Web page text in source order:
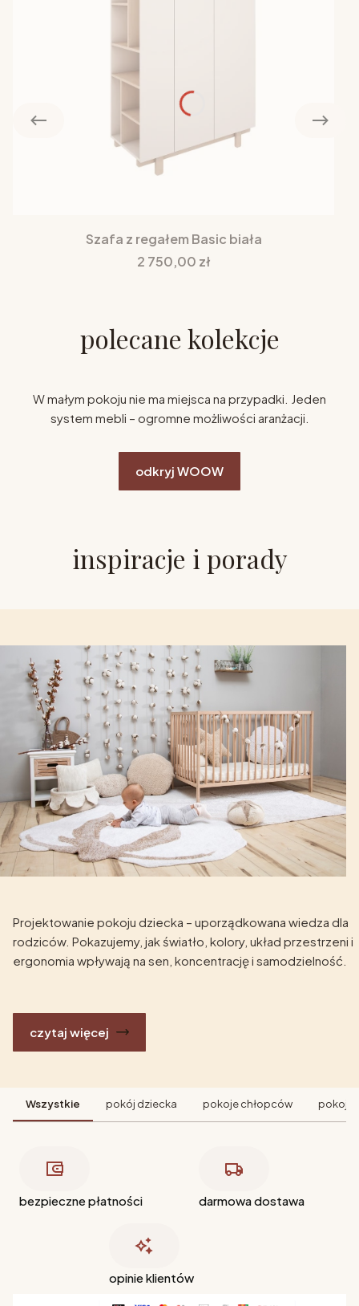
Szafa z regałem Basic biała
Cena
2 750,00 zł
polecane kolekcje
W małym pokoju nie ma miejsca na przypadki. Jeden
system mebli – ogromne możliwości aranżacji.
odkryj WOOW
inspiracje i porady
Projektowanie pokoju dziecka – uporządkowana wiedza dla
rodziców. Pokazujemy, jak światło, kolory, układ przestrzeni i
ergonomia wpływają na sen, koncentrację i samodzielność.
czytaj więcej
Wszystkie pokój dziecka pokoje chłopców pokoje
bezpieczne płatności darmowa dostawa
opinie klientów